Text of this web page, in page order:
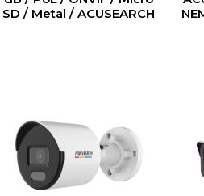
SD / Metal / ACUSEARCH